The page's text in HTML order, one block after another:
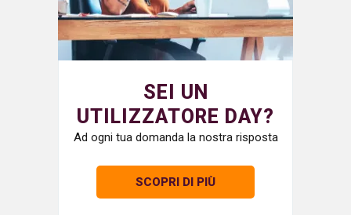
SEI UN
UTILIZZATORE DAY?
Ad ogni tua domanda la nostra risposta
SCOPRI DI PIÙ